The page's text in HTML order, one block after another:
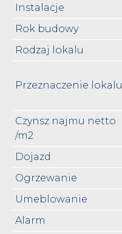
Instalacje
Rok budowy
Rodzaj lokalu
Przeznaczenie lokalu
Czynsz najmu netto
/m2
Dojazd
Ogrzewanie
Umeblowanie
Alarm